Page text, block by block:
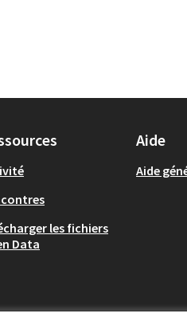
les fichiers
Data
Aide
Aide